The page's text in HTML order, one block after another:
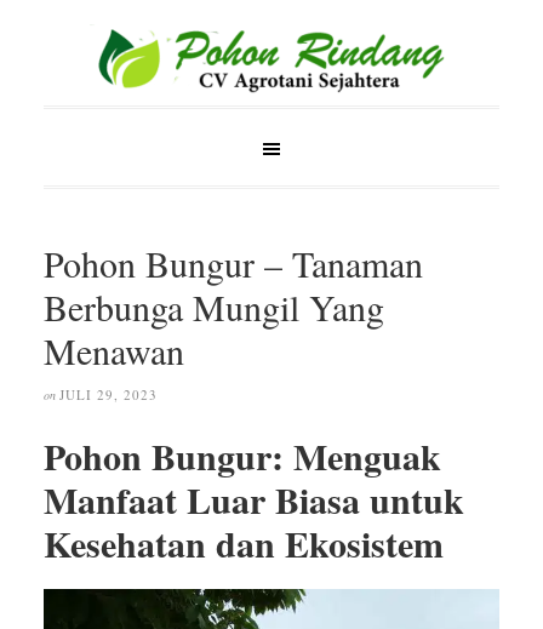
Pohon Bungur – Tanaman
Berbunga Mungil Yang
Menawan
on JULI 29, 2023
Pohon Bungur: Menguak
Manfaat Luar Biasa untuk
Kesehatan dan Ekosistem